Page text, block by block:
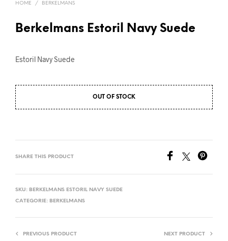
HOME / BERKELMANS
Berkelmans Estoril Navy Suede
Estoril Navy Suede
OUT OF STOCK
SHARE THIS PRODUCT
SKU: BERKELMANS ESTORIL NAVY SUEDE
CATEGORIE: BERKELMANS
PREVIOUS PRODUCT NEXT PRODUCT